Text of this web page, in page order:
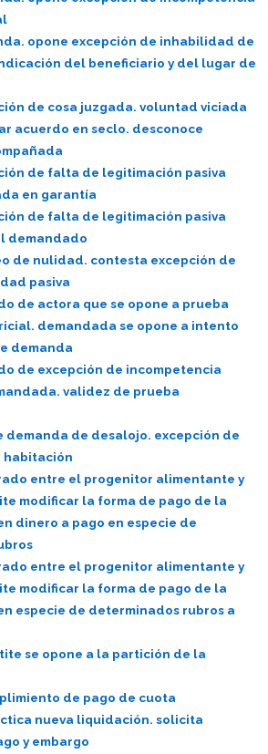
opone excepción de inhabilidad de
del beneficiario y del lugar de
de cosa juzgada. voluntad viciada
acuerdo en seclo. desconoce
de falta de legitimación pasiva
en garantía
de falta de legitimación pasiva
demandado
de nulidad. contesta excepción de
pasiva
de actora que se opone a prueba
demandada se opone a intento
demanda
de excepción de incompetencia
validez de prueba
demanda de desalojo. excepción de
habitación
entre el progenitor alimentante y
modificar la forma de pago de la
dinero a pago en especie de
entre el progenitor alimentante y
modificar la forma de pago de la
especie de determinados rubros a
se opone a la partición de la
de pago de cuota
nueva liquidación. solicita
y embargo